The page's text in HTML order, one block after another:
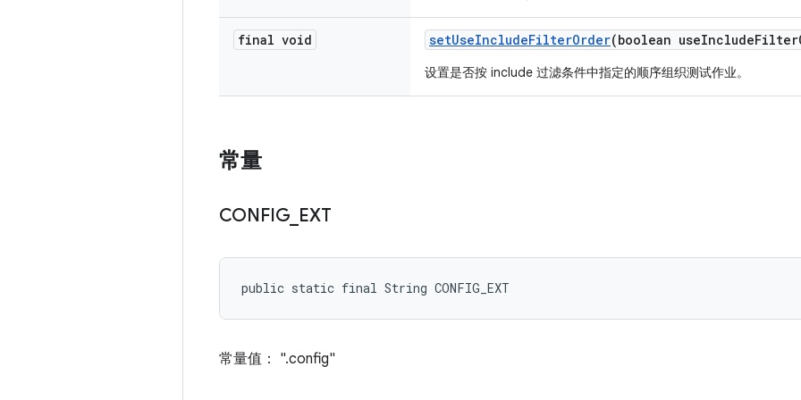
final void setUseIncludeFilterOrder(boolean useIncludeFilter
设置是否按 include 过滤条件中指定的顺序组织测试作业。
常量
CONFIG EXT
public static final String CONFIG_EXT
常量值： ".config"